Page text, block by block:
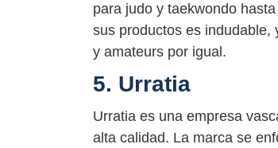
para judo y taekwondo
sus productos es indudable,
y amateurs por igual.
5. Urratia
Urratia es una empresa
alta calidad. La marca se